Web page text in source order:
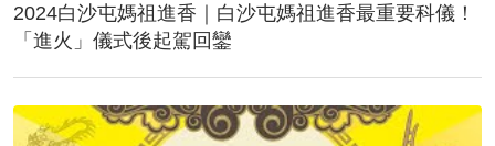
2024白沙屯媽祖進香｜白沙屯媽祖進香最重要科儀！
「進火」儀式後起駕回鑾